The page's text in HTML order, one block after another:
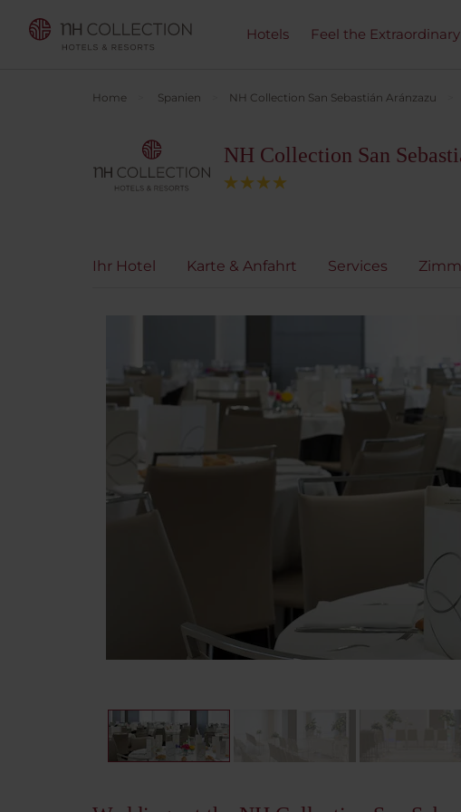
Hotels Feel the Extraordinary
Home Spanien NH Collection San Sebastián Aránzazu
NH Collection San
Ihr Hotel Karte & Anfahrt Services